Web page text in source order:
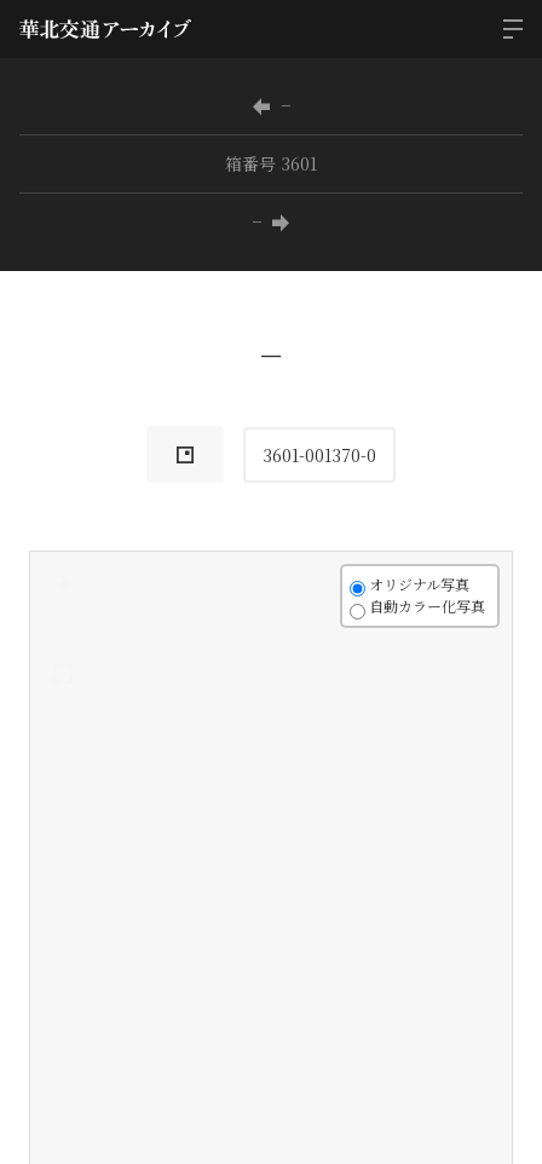
−
箱番号 3601
−
−
3601-001370-0
オリジナル写真
自動カラー化写真